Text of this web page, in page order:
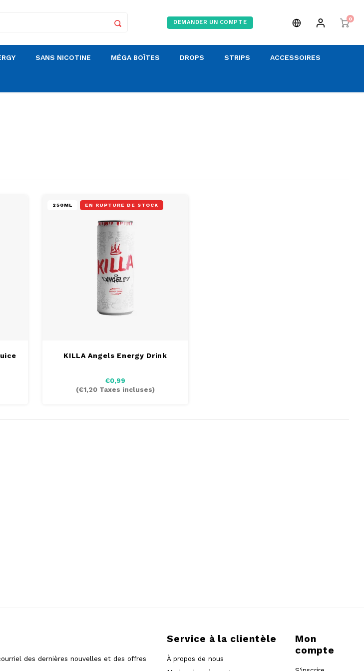
DEMANDER UN COMPTE
0
SANS NICOTINE MÉGA BOÎTES DROPS STRIPS ACCESSOIRES
250ML EN RUPTURE DE STOCK
KILLA Angels Energy Drink
€0,99
(€1,20Taxes incluses)
des dernières nouvelles et des offres
Service à la clientèle
À propos de nous
Mon
compte